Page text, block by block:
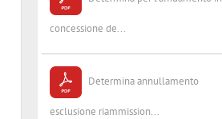
concessione de...
Determina annullamento
esclusione riammission...